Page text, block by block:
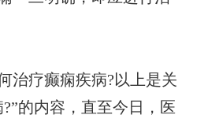
治疗癫痫疾病?以上是关
的内容，直至今日，医